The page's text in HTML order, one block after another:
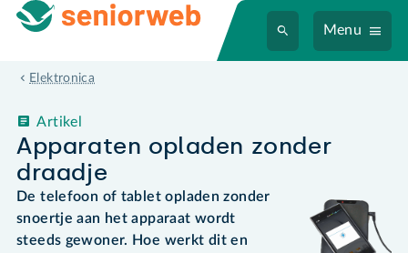
Menu
Elektronica
Apparaten opladen zonder
draadje
Artikel
De telefoon of tablet opladen zonder
snoertje aan het apparaat wordt
steeds gewoner. Hoe werkt dit en